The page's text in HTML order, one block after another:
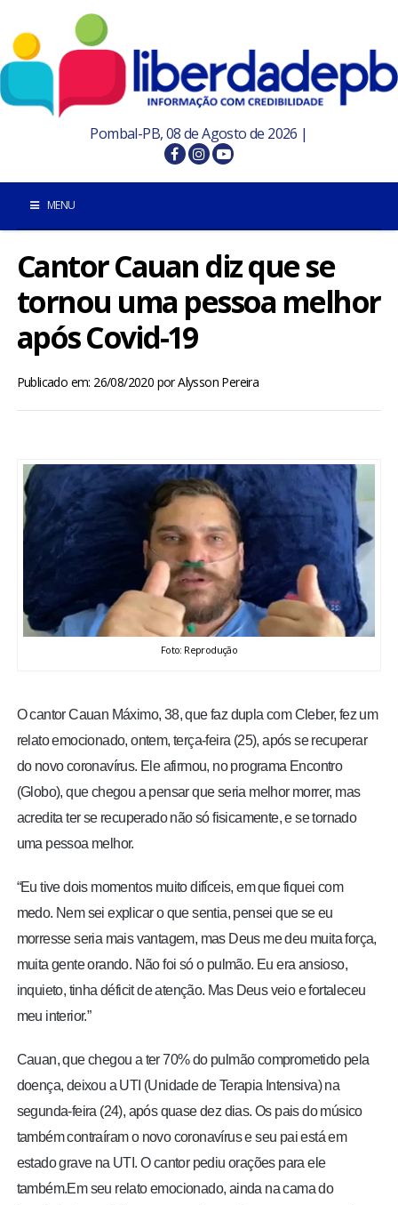
Pombal-PB, 08 de Agosto de 2026 |
MENU
INÍCIO
POMBAL E REGIÃO
PARAÍBA
BRASIL
ESPORTES
ENTRETENIMENTO
ENQUETE
FOTOS
COLUNISTAS
Cantor Cauan diz que se
tornou uma pessoa melhor
após Covid-19
Publicado em: 26/08/2020 porAlysson Pereira
Foto: Reprodução
O cantor Cauan Máximo, 38, que faz dupla com Cleber, fez um
relato emocionado, ontem, terça-feira (25), após se recuperar
do novo coronavírus. Ele afirmou, no programa Encontro
(Globo), que chegou a pensar que seria melhor morrer, mas
acredita ter se recuperado não só fisicamente, e se tornado
uma pessoa melhor.
“Eu tive dois momentos muito difíceis, em que fiquei com
medo. Nem sei explicar o que sentia, pensei que se eu
morresse seria mais vantagem, mas Deus me deu muita força,
muita gente orando. Não foi só o pulmão. Eu era ansioso,
inquieto, tinha déficit de atenção. Mas Deus veio e fortaleceu
meu interior.”
Cauan, que chegou a ter 70% do pulmão comprometido pela
doença, deixou a UTI (Unidade de Terapia Intensiva) na
segunda-feira (24), após quase dez dias. Os pais do músico
também contraíram o novo coronavírus e seu pai está em
estado grave na UTI. O cantor pediu orações para ele
também.Em seu relato emocionado, ainda na cama do